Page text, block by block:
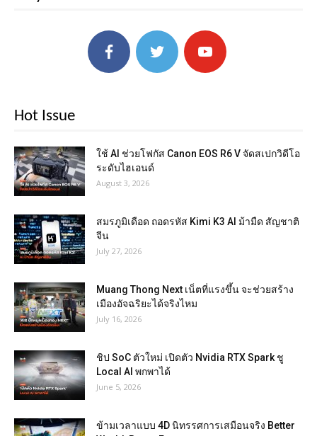
Hot Issue
ใช้ AI ช่วยโฟกัส Canon EOS R6 V จัดสเปกวิดีโอ
ระดับไฮเอนด์
August 3, 2026
สมรภูมิเดือด ถอดรหัส Kimi K3 AI ม้ามืด สัญชาติ
จีน
July 27, 2026
Muang Thong Next เน็ตที่แรงขึ้น จะช่วยสร้าง
เมืองอัจฉริยะได้จริงไหม
July 16, 2026
ชิป SoC ตัวใหม่ เปิดตัว Nvidia RTX Spark ชู
Local AI พกพาได้
June 5, 2026
ข้ามเวลาแบบ 4D นิทรรศการเสมือนจริง Better